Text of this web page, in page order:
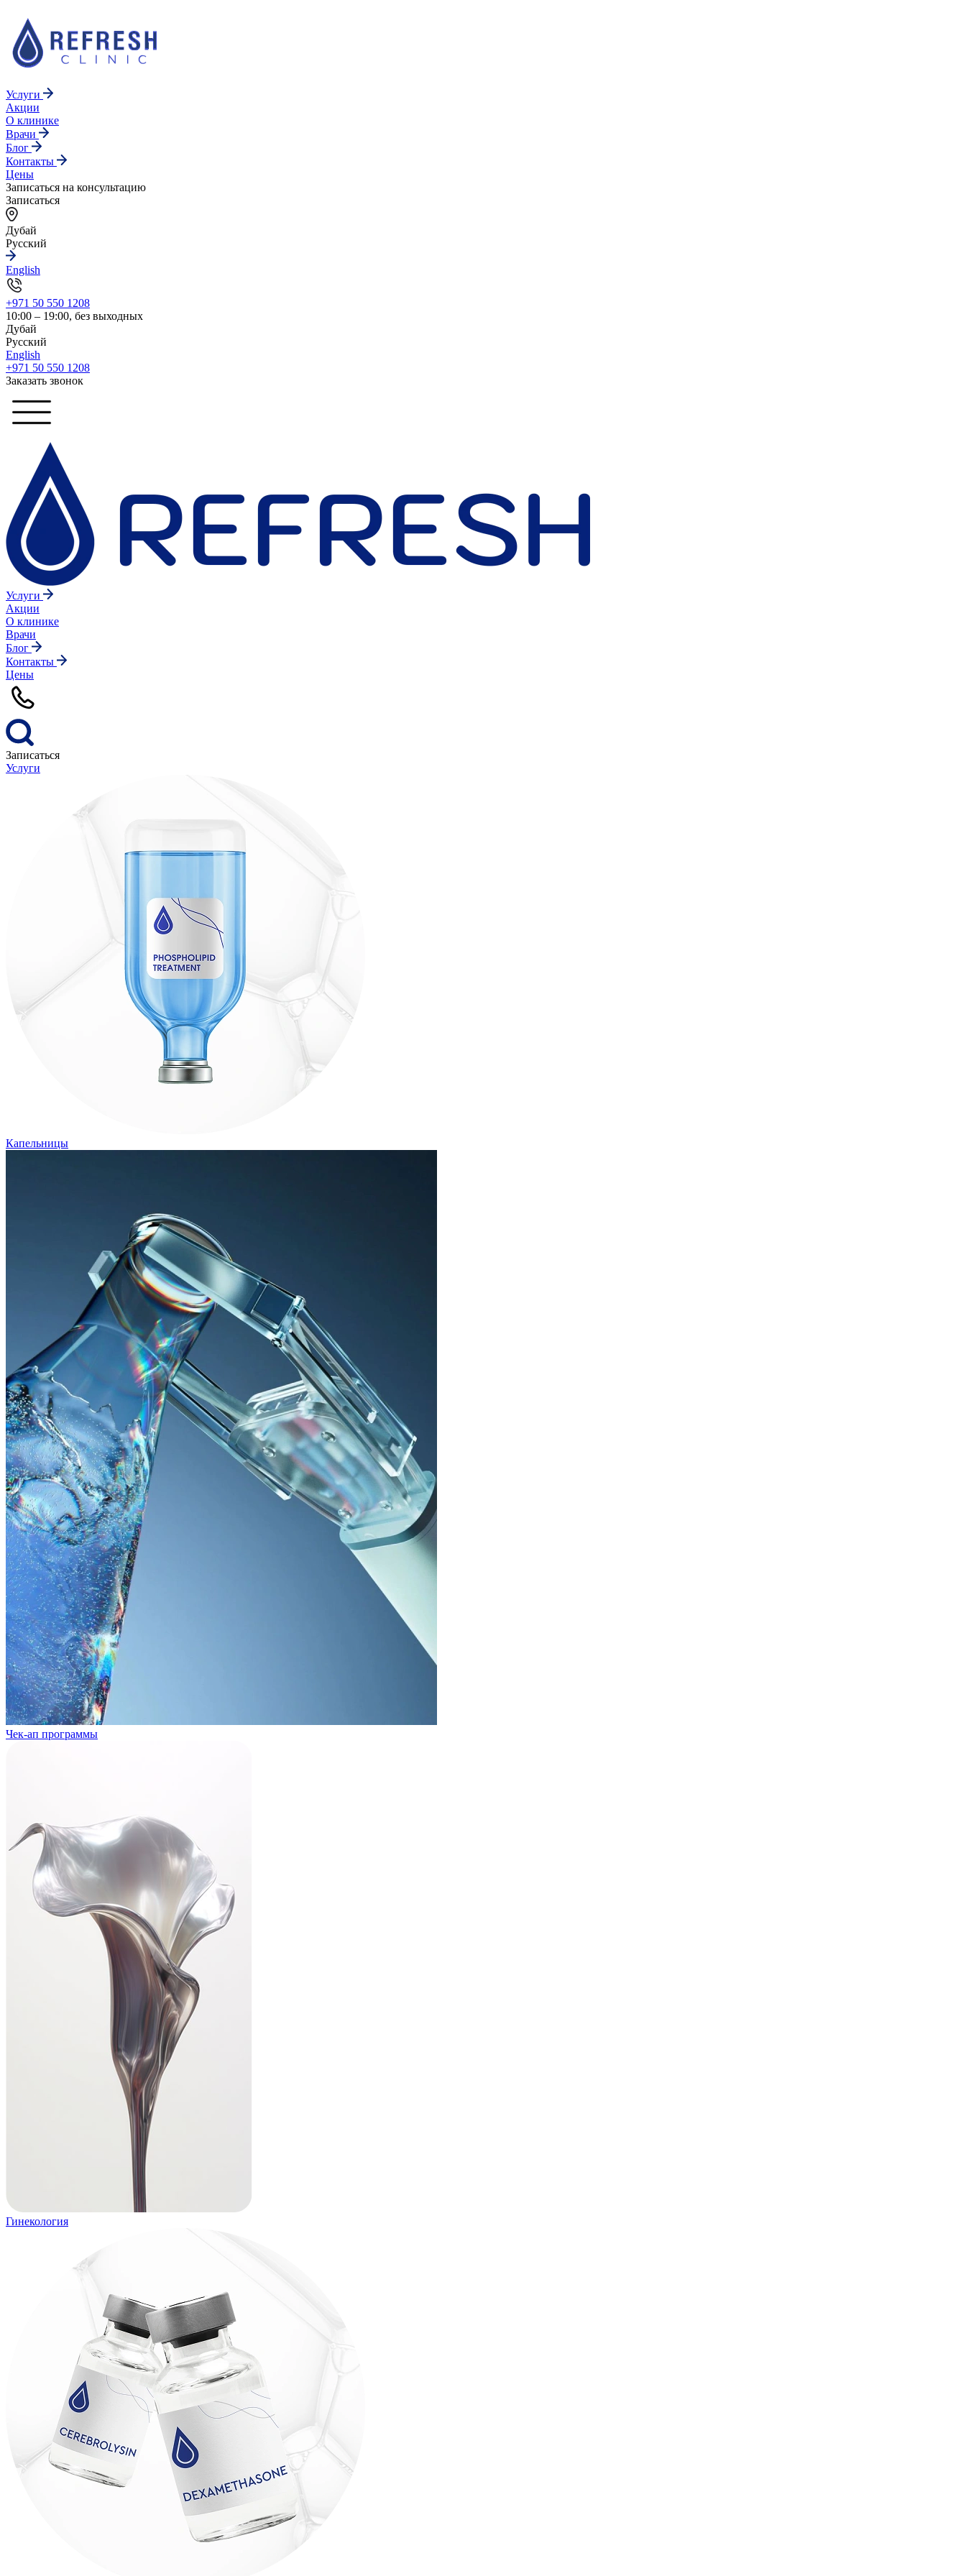
Услуги
Акции
О клинике
Врачи
Блог
Контакты
Цены
Записаться на консультацию
Записаться
Дубай
Русский
English
+971 50 550 1208
10:00 – 19:00, без выходных
Дубай
Русский
English
+971 50 550 1208
Заказать звонок
Услуги
Акции
О клинике
Врачи
Блог
Контакты
Цены
Записаться
Услуги
Капельницы
Чек-ап программы
Гинекология